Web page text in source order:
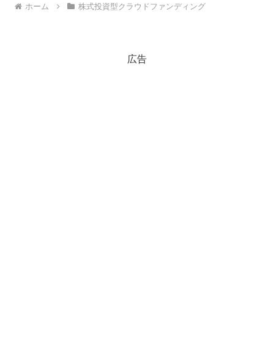
ホーム 株式投資型クラウドファンディング
広告